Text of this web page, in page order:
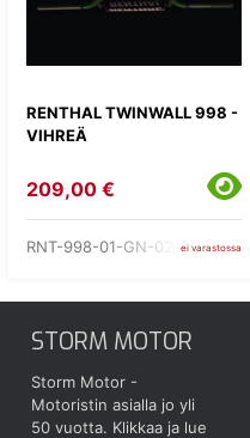
RENTHAL TWINWALL 998 -
VIHREÄ
209,00 €
RNT-998-01-GN-02-185ei varastossa
STORM MOTOR
Storm Motor -
Motoristin asialla jo yli
50 vuotta. Klikkaa ja lue